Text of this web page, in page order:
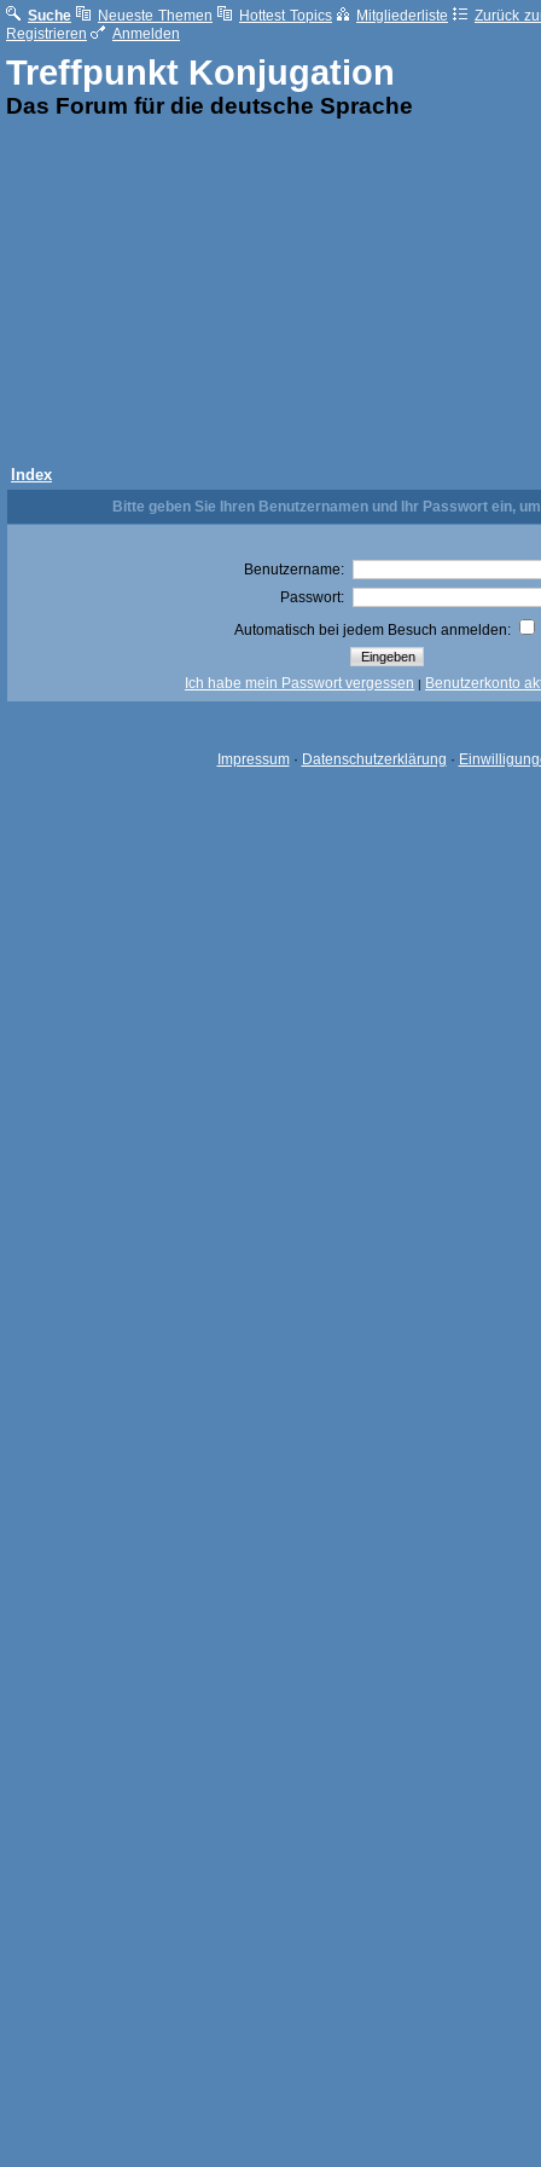
Suche Neueste Themen Hottest Topics Mitgliederliste
Zurück
Registrieren
Anmelden
Treffpunkt Konjugation
Das Forum für die deutsche Sprache
Index
Bitte geben Sie Ihren Benutzernamen und Ihr Passwort ein,
Benutzername:
Passwort:
Automatisch bei jedem Besuch anmelden:
Ich habe mein Passwort vergessen | Benutzerkonto
Impressum· Datenschutzerklärung ·